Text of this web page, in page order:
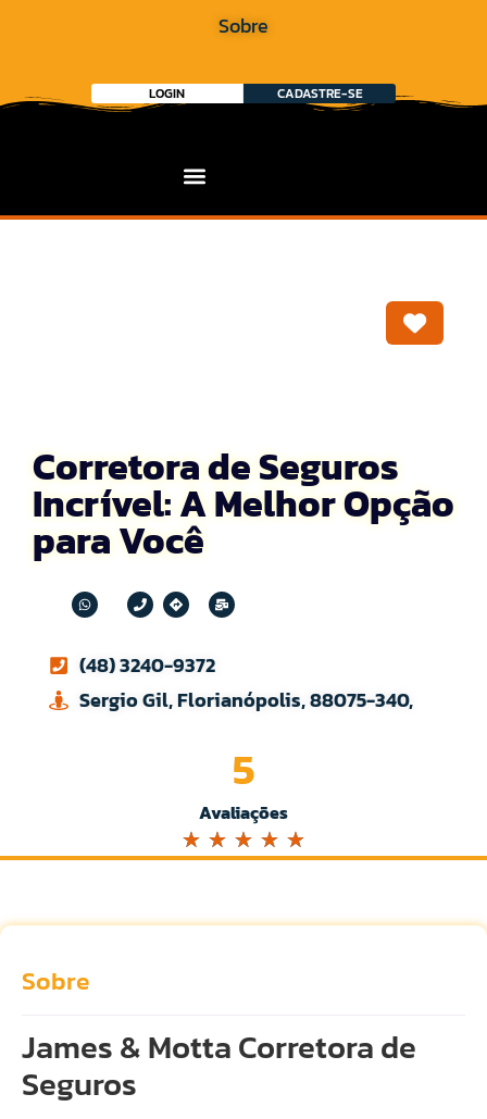
Sobre
LOGIN CADASTRE-SE
Corretora de Seguros
Incrível: A Melhor Opção
para Você
(48) 3240-9372
Sergio Gil, Florianópolis, 88075-340,
Avaliações
5
☆ ☆ ☆ ☆ ☆
Sobre
James & Motta Corretora de
Seguros